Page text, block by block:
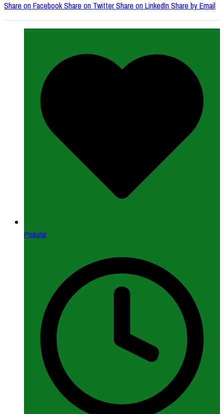
Share on FacebookShare on TwitterShare on LinkedInShare by Email
Popular